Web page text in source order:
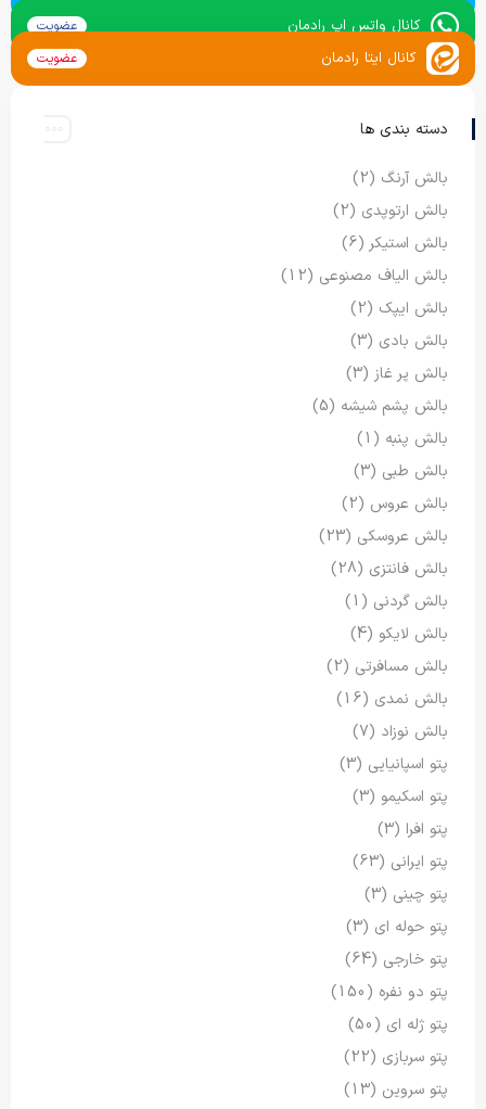
کانال واتس اپ رادمان عضویت
کانال ایتا رادمان عضویت
دسته بندی ها
بالش آرنگ (2)
بالش ارتوپدی (2)
بالش استیکر (6)
بالش الیاف مصنوعی (12)
بالش ایپک (2)
بالش بادی (3)
بالش پر غاز (3)
بالش پشم شیشه (5)
بالش پنبه (1)
بالش طبی (3)
بالش عروس (2)
بالش عروسکی (23)
بالش فانتزی (28)
بالش گردنی (1)
بالش لایکو (4)
بالش مسافرتی (2)
بالش نمدی (16)
بالش نوزاد (7)
پتو اسپانیایی (3)
پتو اسکیمو (3)
پتو افرا (3)
پتو ایرانی (63)
پتو چینی (3)
پتو حوله ای (3)
پتو خارجی (64)
پتو دو نفره (150)
پتو ژله ای (50)
پتو سربازی (22)
پتو سروین (13)